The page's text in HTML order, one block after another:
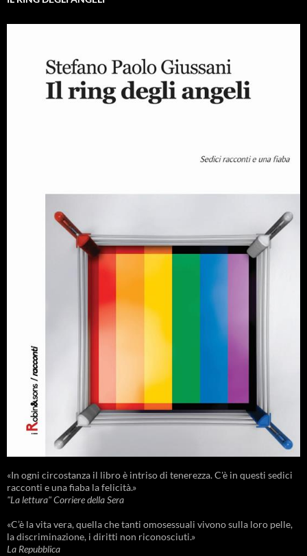
«In ogni circostanza il libro è intriso di tenerezza. C'è in questi sedici
racconti e una fiaba la felicità.»
"La lettura" Corriere della Sera
«C’è la vita vera, quella che tanti omosessuali vivono sulla loro pelle,
la discriminazione, i diritti non riconosciuti.»
La Repubblica